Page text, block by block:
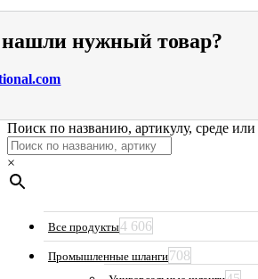
нужный товар?
Поиск по названию, артикулу, среде или
×
Все продукты4 606
Промышленные шланги708